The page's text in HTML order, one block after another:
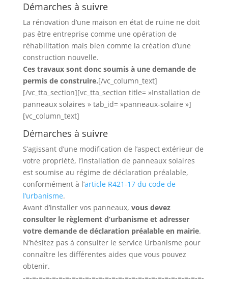
Démarches à suivre
La rénovation d’une maison en état de ruine ne doit
pas être entreprise comme une opération de
réhabilitation mais bien comme la création d’une
construction nouvelle.
Ces travaux sont donc soumis à une demande de
permis de construire.[/vc_column_text]
[/vc_tta_section][vc_tta_section title= »Installation de
panneaux solaires » tab_id= »panneaux-solaire »]
[vc_column_text]
Démarches à suivre
S’agissant d’une modification de l’aspect extérieur de
votre propriété, l’installation de panneaux solaires
est soumise au régime de déclaration préalable,
conformément à l’article R421-17 du code de
l’urbanisme.
Avant d’installer vos panneaux, vous devez
consulter le règlement d’urbanisme et adresser
votre demande de déclaration préalable en mairie.
N’hésitez pas à consulter le service Urbanisme pour
connaître les différentes aides que vous pouvez
obtenir.
-=-=-=-=-=-=-=-=-=-=-=-=-=-=-=-=-=-=-=-=-=-=-=-=-=-=-=-